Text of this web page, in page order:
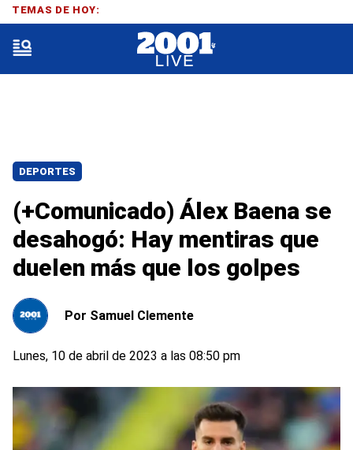
DEPORTES
(+Comunicado) Álex Baena se
desahogó: Hay mentiras que
duelen más que los golpes
Por Samuel Clemente
Lunes, 10 de abril de 2023 a las 08:50 pm
TEMAS DE HOY: